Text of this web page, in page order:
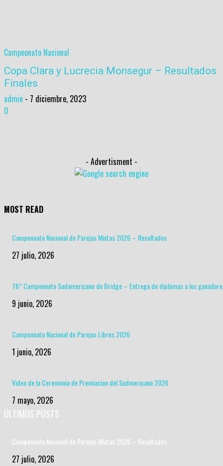
Campeonato Nacional
Copa Clara y Lucrecia Monsegur – Resultados
Finales
admin - 7 diciembre, 2023
0
- Advertisment -
MOST READ
Campeonato Nacional de Parejas Mixtas 2026 – Resultados
27 julio, 2026
76* Campeonato Sudamericano de Bridge – Entrega de diplomas a los
9 junio, 2026
Campeonato Nacional de Parejas Libres 2026
1 junio, 2026
Video de la Ceremonia de Premiacion del Sudmericano 2026
7 mayo, 2026
ÚLTIMOS POSTS
Campeonato Nacional de Parejas Mixtas 2026 – Resultados
27 julio, 2026